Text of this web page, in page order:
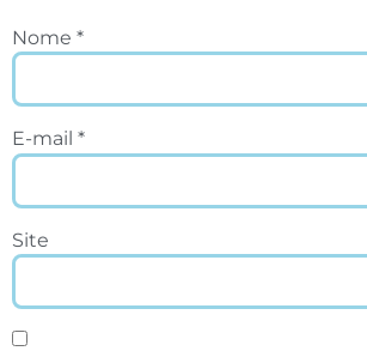
Nome *
E-mail *
Site